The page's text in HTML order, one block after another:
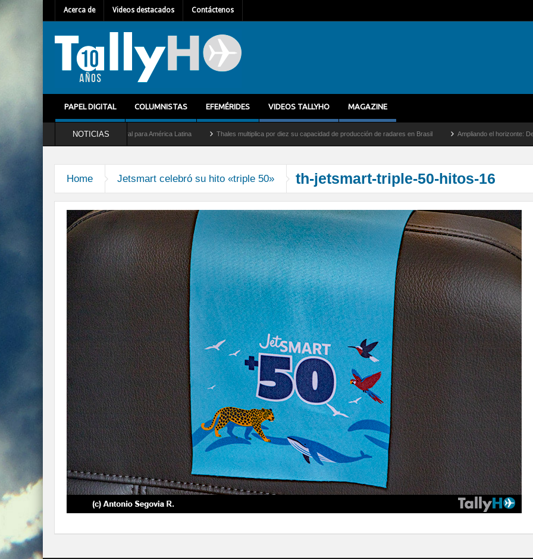
Acerca de Videos destacados Contáctenos
PAPEL DIGITAL COLUMNISTAS EFEMÉRIDES VIDEOS TALLYHO MAGAZINE
NOTICIAS
Mallet como nuevo Director General para América Latina Thales multiplica por diez su capacidad de producción de radares en Brasil Ampliando el horizonte: Dentro
Home Jetsmart celebró su hito «triple 50» th-jetsmart-triple-50-hitos-16